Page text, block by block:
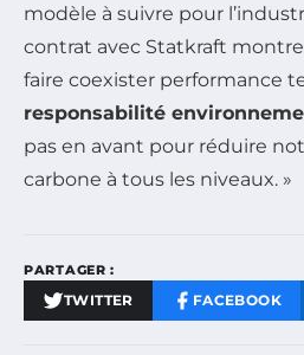
modèle à suivre pour
contrat avec Statkraft montre
faire coexister performance
responsabilité
pas en avant pour réduire
carbone à tous les niveaux. »
PARTAGER :
TWITTER FACEBOOK